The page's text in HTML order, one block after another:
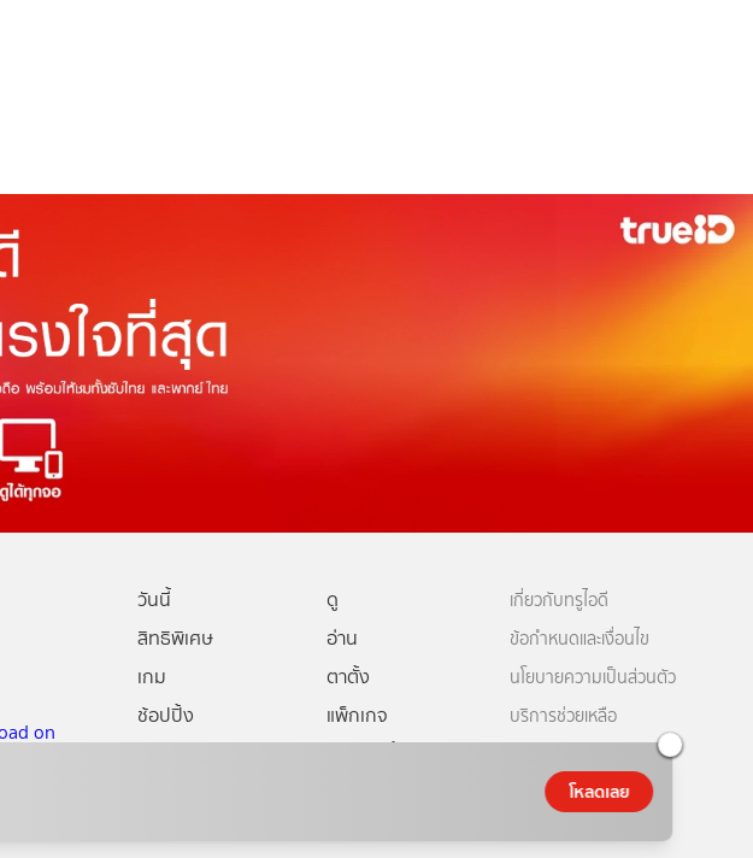
โหลดเลย
วันนี้
ดู
สิทธิพิเศษ
อ่าน
เกม
ตาตั้ง
ช้อปปิ้ง
แพ็กเกจ
เกี่ยวกับทรูไอดี
ข้อกำหนดและเงื่อนไข
นโยบายความเป็นส่วนตัว
บริการช่วยเหลือ